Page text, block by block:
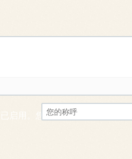
启用。您的评论可能需要一段